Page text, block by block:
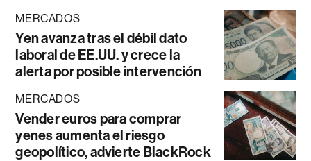
MERCADOS
Yen avanza tras el débil dato
laboral de EE.UU. y crece la
alerta por posible intervención
MERCADOS
Vender euros para comprar
yenes aumenta el riesgo
geopolítico, advierte BlackRock